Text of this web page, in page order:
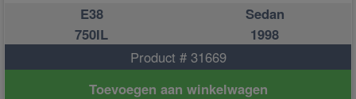
E38
Sedan
750IL
1998
Product # 31669
Toevoegen aan winkelwagen